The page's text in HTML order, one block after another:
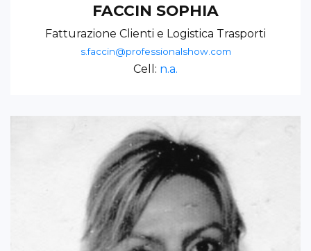
FACCIN SOPHIA
Fatturazione Clienti e Logistica Trasporti
s.faccin@professionalshow.com
Cell: n.a.